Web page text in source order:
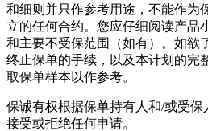
和细则并只作参考用途，不能作为
立的任何合约。您应仔细阅读产品
和主要不受保范围（如有）。如欲
终止保单的手续，以及本计划的完
取保单样本以作参考。
保诚有权根据保单持有人和/或受保
接受或拒绝任何申请。